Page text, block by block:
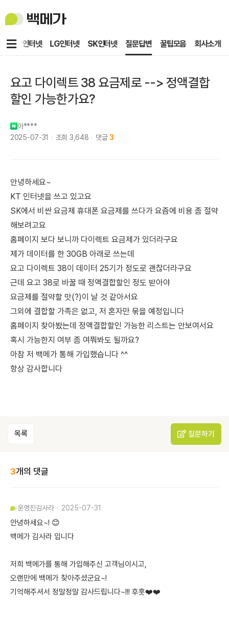
백
메
KT인터넷 LG인터넷 SK인터넷 질문답변 꿀팁모음 회사소개
메
요고 다이렉트 38 요금제로 --> 정액결합
할인 가능한가요?
아****
2025-07-31
조회 3,648 댓글 3
안녕하세요~
KT 인터넷을 쓰고 있고요
SK에서 비싼 요금제 휴대폰 요금제를 쓰다가 요즘에 비용 좀 절약
해보려고요
홈페이지 보다 보니까 다이렉트 요금제가 있더라구요
제가 데이터를 한 30GB 아래로 쓰는데
요고 다이렉트 38이 데이터 25기가 정도로 괜찮더라구요
근데 요고 38로 바꿀 때 정액결합할인 정도 받아야
요금제를 절약할 맛(?)이 날 것 같아서요
그외에 결합할 가족은 없고, 저 혼자만 묶을 예정입니다
홈페이지 찾아봤는데 정액결합할인 가능한 리스트는 안보여서요
혹시 가능한지 여부 좀 여쭤봐도 될까요?
아참 저 백메가 통해 가입했습니다 ^^
항상 감사합니다
목록 질문하기
3개의 댓글
운영진김사라 2025-07-31
안녕하세요~! 😊
백메가 김사라 입니다
저희 백메가를 통해 가입해주신 고객님이시고,
오랜만에 백메가 찾아주셨군요~!
기억해주셔서 정말정말 감사드립니다~!!! 후훗❤️❤️